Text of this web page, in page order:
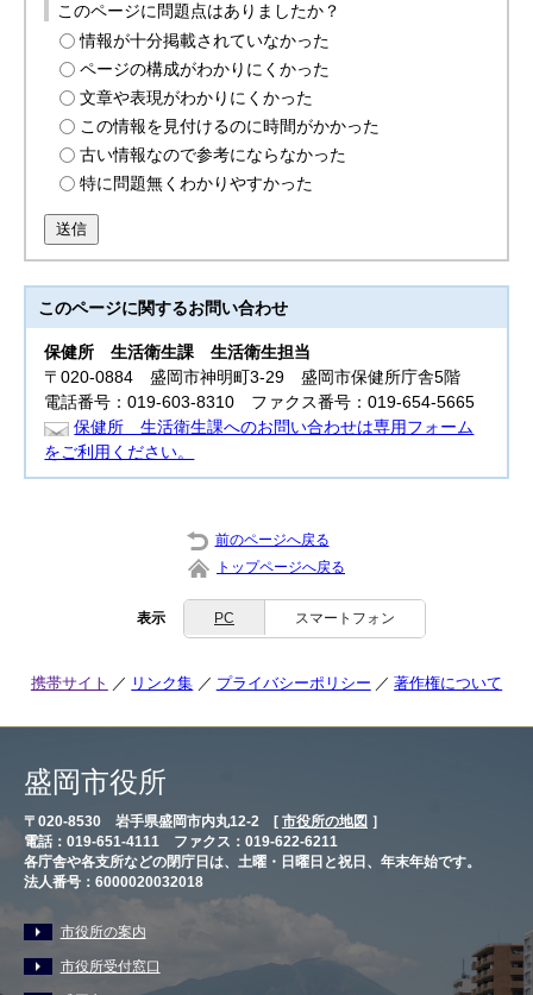
このページに問題点はありましたか？
情報が十分掲載されていなかった
ページの構成がわかりにくかった
文章や表現がわかりにくかった
この情報を見付けるのに時間がかかった
古い情報なので参考にならなかった
特に問題無くわかりやすかった
送信
このページに関するお問い合わせ
保健所生活衛生課 生活衛生担当
〒020-0884 盛岡市神明町3-29 盛岡市保健所庁舎5階
電話番号：019-603-8310 ファクス番号：019-654-5665
保健所 生活衛生課へのお問い合わせは専用フォーム
をご利用ください。
前のページへ戻る
トップページへ戻る
表示 PC スマートフォン
携帯サイト リンク集 プライバシーポリシー 著作権について
盛岡市役所
〒020-8530 岩手県盛岡市内丸12-2 [ 市役所の地図 ］
電話：019-651-4111 ファクス：019-622-6211
各庁舎や各支所などの閉庁日は、土曜・日曜日と祝日、年末年始です。
法人番号：6000020032018
市役所の案内
市役所受付窓口